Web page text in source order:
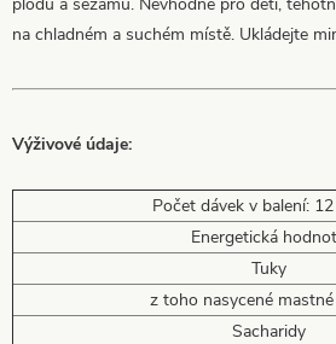
na chladném a suchém místě. Ukládejte
Výživové údaje:
Počet dávek v balení:
Energetická
Tuky
z toho nasycené
Sacharidy